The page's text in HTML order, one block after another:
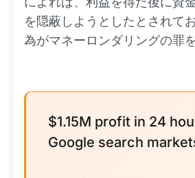
を隠蔽しようとしたとされて
為がマネーロンダリングの罪
$1.15M profit in 24
Google search